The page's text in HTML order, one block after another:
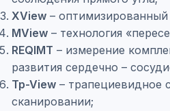
XView –
MView – технология
REQIMT – измерение
развития сердечно –
Tp-View – трапециевидное
сканировании;